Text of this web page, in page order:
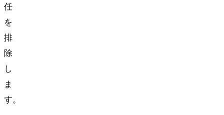
任
を
排
除
し
ま
す。